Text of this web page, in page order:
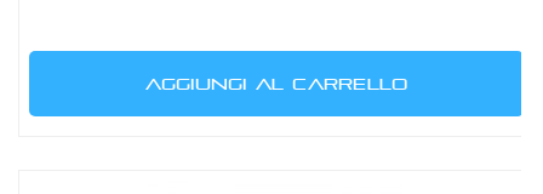
AGGIUNGI AL CARRELLO